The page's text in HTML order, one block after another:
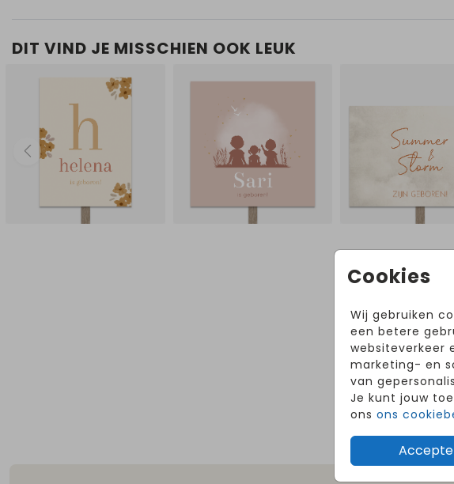
Cookies
Wij gebruiken
een betere
websiteverkeer
marketing- en
van
Je kunt jouw
ons ons
je voldoende schroeven gebruikt om het bord vast te
zetten en verdeel de schroeven over de hele
breedte/lengte van het tuinbord. Bij slecht weer
adviseren we om het tuinbord naar binnen te halen om
schade te voorkomen.
DIT VIND JE MISSCHIEN OOK LEUK